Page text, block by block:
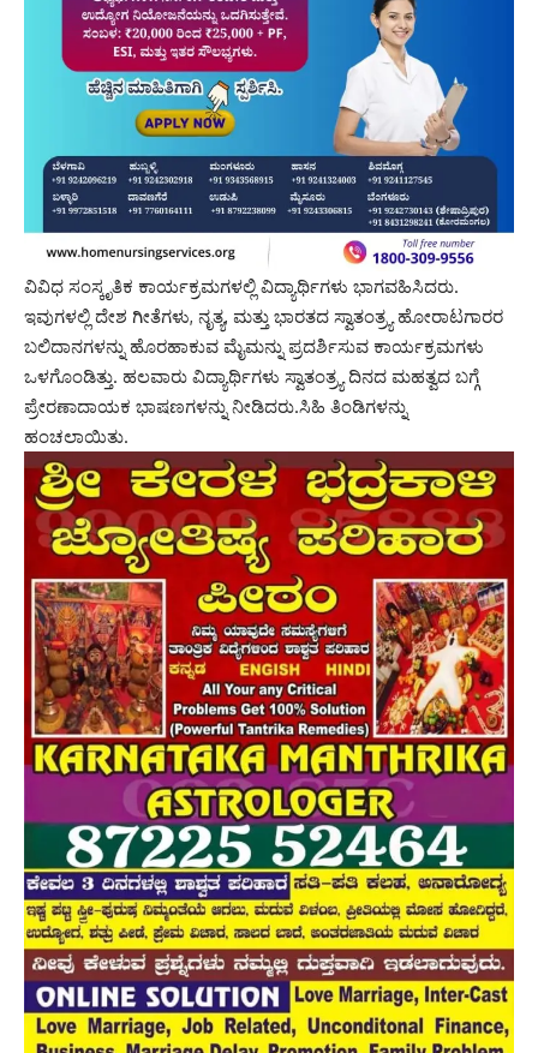
ವಿವಿಧ ಸಂಸ್ಕೃತಿಕ ಕಾರ್ಯಕ್ರಮಗಳಲ್ಲಿ ವಿದ್ಯಾರ್ಥಿಗಳು ಭಾಗವಹಿಸಿದರು.
ಇವುಗಳಲ್ಲಿ ದೇಶ ಗೀತೆಗಳು, ನೃತ್ಯ, ಮತ್ತು ಭಾರತದ ಸ್ವಾತಂತ್ರ್ಯ ಹೋರಾಟಗಾರರ
ಬಲಿದಾನಗಳನ್ನು ಹೊರಹಾಕುವ ಮೈಮನ್ನು ಪ್ರದರ್ಶಿಸುವ ಕಾರ್ಯಕ್ರಮಗಳು
ಒಳಗೊಂಡಿತ್ತು. ಹಲವಾರು ವಿದ್ಯಾರ್ಥಿಗಳು ಸ್ವಾತಂತ್ರ್ಯ ದಿನದ ಮಹತ್ವದ ಬಗ್ಗೆ
ಪ್ರೇರಣಾದಾಯಕ ಭಾಷಣಗಳನ್ನು ನೀಡಿದರು.ಸಿಹಿ ತಿಂಡಿಗಳನ್ನು
ಹಂಚಲಾಯಿತು.